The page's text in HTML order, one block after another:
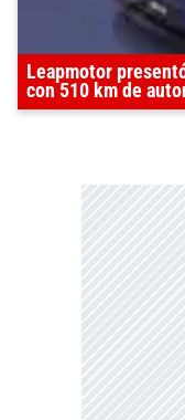
Leapmotor
con 510 km de